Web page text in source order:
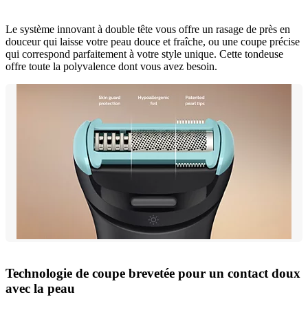
Le système innovant à double tête vous offre un rasage de près en
douceur qui laisse votre peau douce et fraîche, ou une coupe précise
qui correspond parfaitement à votre style unique. Cette tondeuse
offre toute la polyvalence dont vous avez besoin.
Technologie de coupe brevetée pour un contact doux
avec la peau